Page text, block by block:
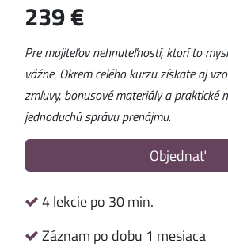
239 €
Pre majiteľov nehnuteľností, ktorí to
vážne. Okrem celého kurzu získate aj
zmluvy, bonusové materiály a praktické
jednoduchú správu prenájmu.
Objednať
4 lekcie po 30 min.
Záznam po dobu 1 mesiaca